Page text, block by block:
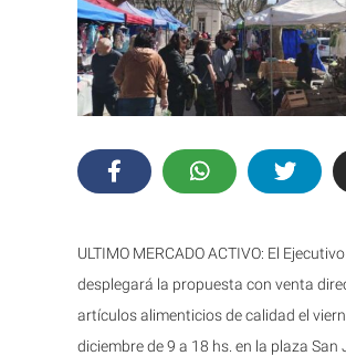
ULTIMO MERCADO ACTIVO: El
desplegará la propuesta con venta
artículos alimenticios de calidad el
diciembre de 9 a 18 hs. en la plaza San